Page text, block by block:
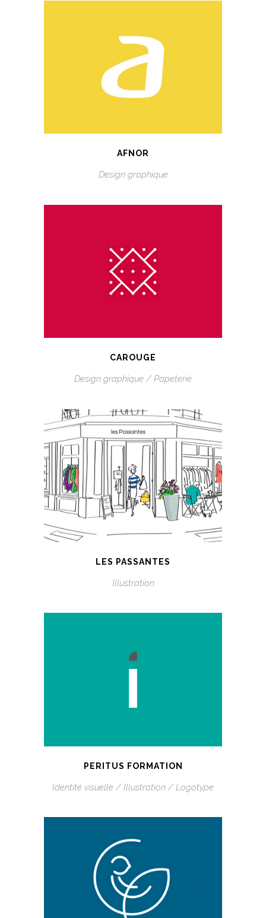
AFNOR
Design graphique
CAROUGE
Design graphique / Papeterie
LES PASSANTES
Illustration
PERITUS FORMATION
Identité visuelle / Illustration / Logotype